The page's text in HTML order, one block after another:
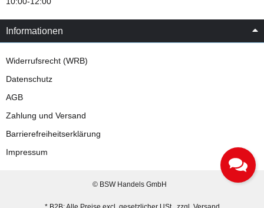
10:00-12:00
Informationen
Widerrufsrecht (WRB)
Datenschutz
AGB
Zahlung und Versand
Barrierefreiheitserklärung
Impressum
© BSW Handels GmbH